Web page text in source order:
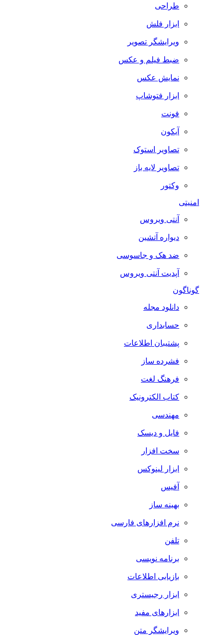
طراحی
ابزار فلش
ویرایشگر تصویر
ضبط فيلم و عكس
نمایش عکس
ابزار فتوشاپ
فونت
آیکون
تصاویر استوک
تصاویر لایه باز
وکتور
امنیتی
آنتی ویروس
دیواره آتشین
ضد هک و جاسوسی
آپدیت آنتی ویروس
گوناگون
دانلود مجله
حسابداری
پشتیبان اطلاعات
فشرده ساز
فرهنگ لغت
کتاب الکترونیک
مهندسی
فایل و دیسک
سخت افزار
ابزار لینوکس
آفیس
بهینه ساز
نرم افزارهای فارسی
تلفن
برنامه نویسی
بازیابی اطلاعات
ابزار رجیستری
ابزارهای مفید
ویرایشگر متن